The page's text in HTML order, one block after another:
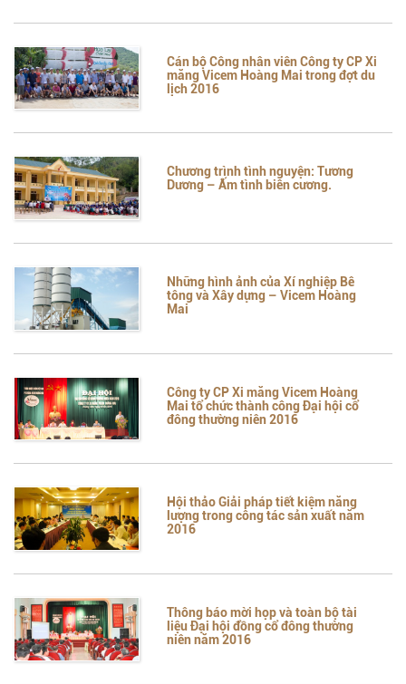
Cán bộ Công nhân viên Công ty CP Xi
măng Vicem Hoàng Mai trong đợt du
lịch 2016
Chương trình tình nguyện: Tương
Dương – Ấm tình biên cương.
Những hình ảnh của Xí nghiệp Bê
tông và Xây dựng – Vicem Hoàng
Mai
Công ty CP Xi măng Vicem Hoàng
Mai tổ chức thành công Đại hội cổ
đông thường niên 2016
Hội thảo Giải pháp tiết kiệm năng
lượng trong công tác sản xuất năm
2016
Thông báo mời họp và toàn bộ tài
liệu Đại hội đồng cổ đông thường
niên năm 2016